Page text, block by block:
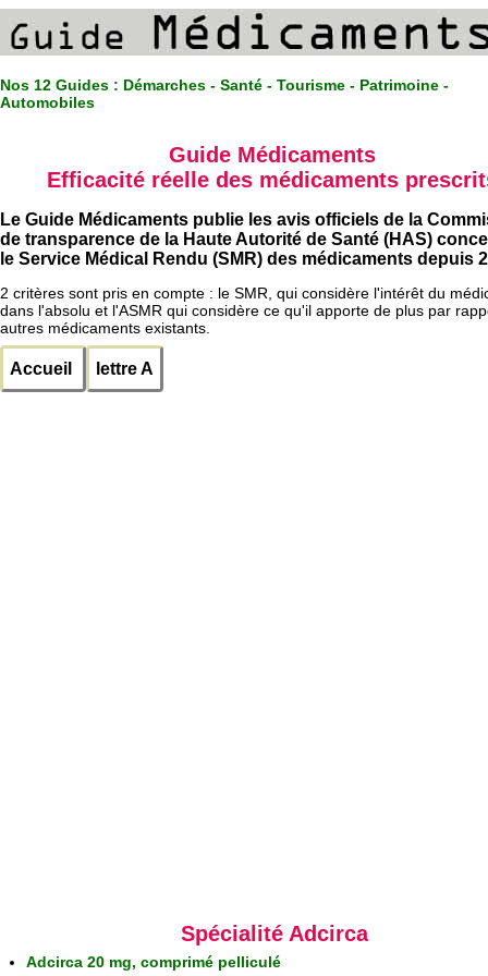
Nos 12 Guides : Démarches - Santé - Tourisme - Patrimoine -
Automobiles
Guide Médicaments
Efficacité réelle des médicaments
Le Guide Médicaments publie les avis officiels de la
de transparence de la Haute Autorité de Santé (HAS)
le Service Médical Rendu (SMR) des médicaments depuis
2 critères sont pris en compte : le SMR, qui considère l'intérêt du
dans l'absolu et l'ASMR qui considère ce qu'il apporte de plus par
autres médicaments existants.
Accueil lettre A
Spécialité Adcirca
Adcirca 20 mg, comprimé pelliculé